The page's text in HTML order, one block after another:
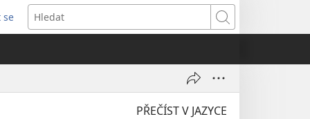
se
Hledat
PŘEČÍST V JAZYCE